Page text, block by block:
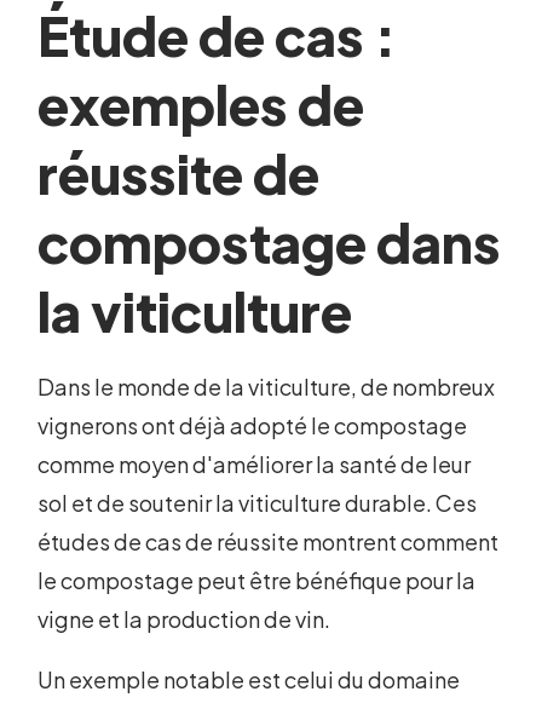
Étude de cas :
exemples de
réussite de
compostage dans
la viticulture
Dans le monde de la viticulture, de nombreux
vignerons ont déjà adopté le compostage
comme moyen d'améliorer la santé de leur
sol et de soutenir la viticulture durable. Ces
études de cas de réussite montrent comment
le compostage peut être bénéfique pour la
vigne et la production de vin.
Un exemple notable est celui du domaine